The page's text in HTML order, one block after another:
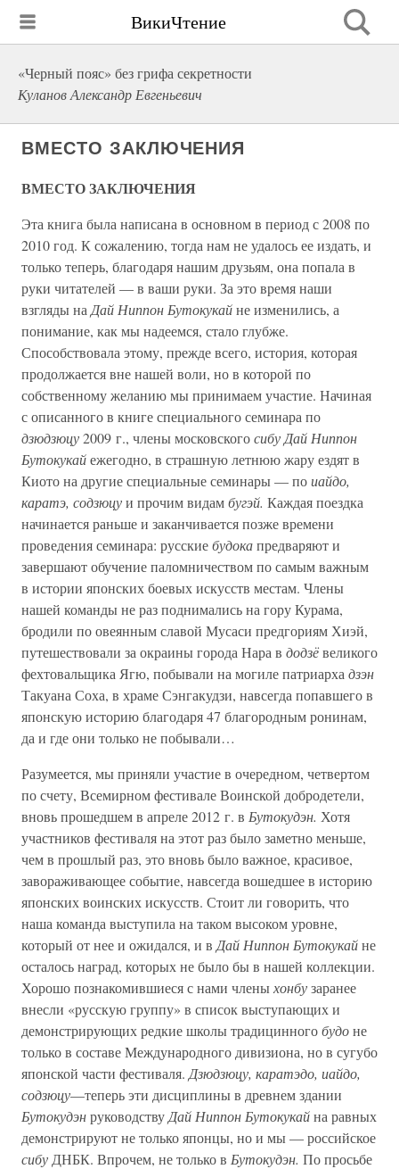
ВикиЧтение
«Черный пояс» без грифа секретности
Куланов Александр Евгеньевич
ВМЕСТО ЗАКЛЮЧЕНИЯ
ВМЕСТО ЗАКЛЮЧЕНИЯ
Эта книга была написана в основном в период с 2008 по
2010 год. К сожалению, тогда нам не удалось ее издать, и
только теперь, благодаря нашим друзьям, она попала в
руки читателей — в ваши руки. За это время наши
взгляды на Дай Ниппон Бутокукайне изменились, а
понимание, как мы надеемся, стало глубже.
Способствовала этому, прежде всего, история, которая
продолжается вне нашей воли, но в которой по
собственному желанию мы принимаем участие. Начиная
с описанного в книге специального семинара по
дзюдзюцу2009 г., члены московскогосибу Дай Ниппон
Бутокукайежегодно, в страшную летнюю жару ездят в
Киото на другие специальные семинары — поиайдо,
каратэ, содзюцуи прочим видамбугэй. Каждая поездка
начинается раньше и заканчивается позже времени
проведения семинара: русскиебудокапредваряют и
завершают обучение паломничеством по самым важным
в истории японских боевых искусств местам. Члены
нашей команды не раз поднимались на гору Курама,
бродили по овеянным славой Мусаси предгориям Хиэй,
путешествовали за окраины города Нара в додзёвеликого
фехтовальщика Ягю, побывали на могиле патриарха дзэн
Такуана Соха, в храме Сэнгакудзи, навсегда попавшего в
японскую историю благодаря 47 благородным ронинам,
да и где они только не побывали…
Разумеется, мы приняли участие в очередном, четвертом
по счету, Всемирном фестивале Воинской добродетели,
вновь прошедшем в апреле 2012 г. в Бутокудэн. Хотя
участников фестиваля на этот раз было заметно меньше,
чем в прошлый раз, это вновь было важное, красивое,
завораживающее событие, навсегда вошедшее в историю
японских воинских искусств. Стоит ли говорить, что
наша команда выступила на таком высоком уровне,
который от нее и ожидался, и в Дай Ниппон Бутокукайне
осталось наград, которых не было бы в нашей коллекции.
Хорошо познакомившиеся с нами членыхонбузаранее
внесли «русскую группу» в список выступающих и
демонстрирующих редкие школы традицинногобудоне
только в составе Международного дивизиона, но в сугубо
японской части фестиваля. Дзюдзюцу, каратэдо, иайдо,
содзюцу—теперь эти дисциплины в древнем здании
Бутокудэнруководству Дай Ниппон Бутокукайна равных
демонстрируют не только японцы, но и мы — российское
сибу ДНБК. Впрочем, не только в Бутокудэн. По просьбе